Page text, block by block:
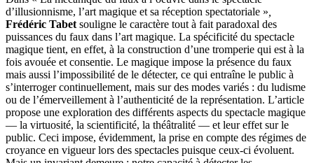
d’illusionnisme, l’art magique et sa réception spectatoriale »
Frédéric Tabet souligne le caractère tout à fait paradoxal des
puissances du faux dans l’art magique. La spécificité du spectacle
magique tient, en effet, à la construction d’une tromperie qui est à la
fois avouée et consentie. Le magique impose la présence du faux
mais aussi l’impossibilité de le détecter, ce qui entraîne le public à
s’interroger continuellement, mais sur des modes variés : du ludisme
ou de l’émerveillement à l’authenticité de la représentation. L’article
propose une exploration des différents aspects du spectacle magique
— la virtuosité, la scientificité, la théâtralité — et leur effet sur le
public. Ceci impose, évidemment, la prise en compte des régimes de
croyance en vigueur lors des spectacles puisque ceux-ci évoluent.